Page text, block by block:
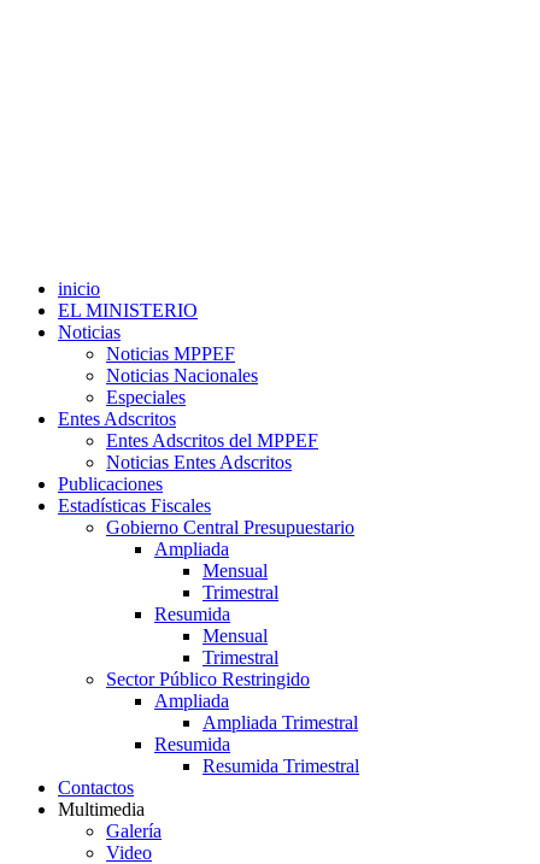
inicio
EL MINISTERIO
Noticias
Noticias MPPEF
Noticias Nacionales
Especiales
Entes Adscritos
Entes Adscritos del MPPEF
Noticias Entes Adscritos
Publicaciones
Estadísticas Fiscales
Gobierno Central Presupuestario
Ampliada
Mensual
Trimestral
Resumida
Mensual
Trimestral
Sector Público Restringido
Ampliada
Ampliada Trimestral
Resumida
Resumida Trimestral
Contactos
Multimedia
Galería
Video